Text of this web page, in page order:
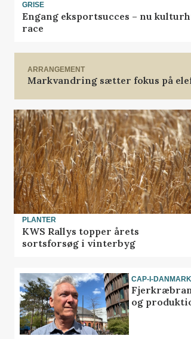
GRISE
Engang eksportsucces – nu
race
ARRANGEMENT
Markvandring sætter fokus på
PLANTER
KWS Rallys topper årets
sortsforsøg i vinterbyg
CAP-I-DANMARK
og